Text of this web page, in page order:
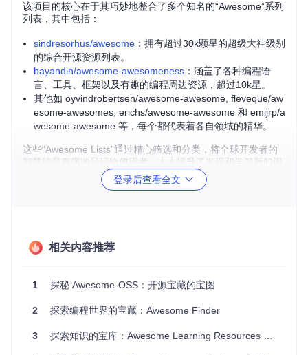
该项目的核心在于其巧妙地整合了多个知名的“Awesome”系列
列表，其中包括：
sindresorhus/awesome ：拥有超过30k颗星的超级大神级别
的综合开源资源列表。
bayandin/awesome-awesomeness ：涵盖了各种编程语
言、工具、框架以及有趣的编程周边资源，超过10k星。
其他如 oyvindrobertsen/awesome-awesome, fleveque/aw
esome-awesomes, erichs/awesome-awesome 和 emijrp/a
wesome-awesome 等，每个都代表着各自领域的精华。
这些“Awesome Lists”通过精心筛选和分类，将全球开发者的
智慧结晶有序地呈现给使用者，大大提升了发现和学习新知识
学习新技能 ：从基础的编程语言教程到前沿的AI算法，这个
寻求灵感 ：如果你在项目设计上遇到瓶颈，这里丰富的案例
提高工作效率：找到最佳实践的库、工具和服务，提升你的
社区互动：连接到相关的社区和论坛，与其他开发者交流，
登录后查看全文
相关内容推荐
1 探秘 Awesome-OSS：开源宝藏的宝图
2 探索编程世界的宝藏：Awesome Finder
3 探索知识的宝库：Awesome Learning Resources 项目推荐